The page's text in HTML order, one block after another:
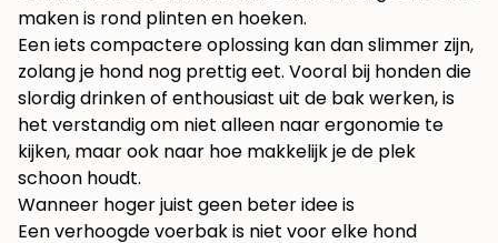
maken is rond plinten en hoeken.
Een iets compactere oplossing kan dan slimmer zijn,
zolang je hond nog prettig eet. Vooral bij honden die
slordig drinken of enthousiast uit de bak werken, is
het verstandig om niet alleen naar ergonomie te
kijken, maar ook naar hoe makkelijk je de plek
schoon houdt.
Wanneer hoger juist geen beter idee is
Een verhoogde voerbak is niet voor elke hond